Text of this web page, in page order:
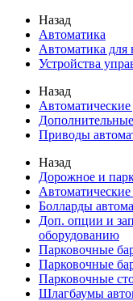
Назад
Автоматика
Автоматика для
Устройства
Назад
Автоматические
Приводы
Назад
Дорожное и
Болларды
Доп. опции и
оборудованию
Парковочные
Парковочные
Парковочные
Шлагбаумы